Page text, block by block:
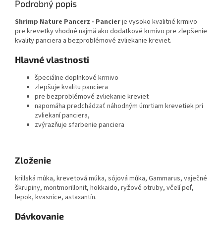
Podrobný popis
Shrimp Nature Pancerz - Pancierje vysoko kvalitné krmivo
pre krevetky vhodné najmä ako dodatkové krmivo pre zlepšenie
kvality panciera a bezproblémové zvliekanie kreviet.
Hlavné vlastnosti
špeciálne doplnkové krmivo
zlepšuje kvalitu panciera
pre bezproblémové zvliekanie kreviet
napomáha predchádzať náhodným úmrtiam krevetiek pri
zvliekaní panciera,
zvýrazňuje sfarbenie panciera
Zloženie
krillská múka, krevetová múka, sójová múka, Gammarus, vaječné
škrupiny, montmorillonit, hokkaido, ryžové otruby, včelí peľ,
lepok, kvasnice, astaxantín.
Dávkovanie